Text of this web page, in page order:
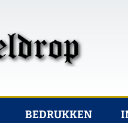
BEDRUKKEN